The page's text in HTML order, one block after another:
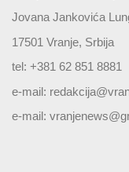
Jovana Jankovića
17501 Vranje, Srbija
tel: +381 62 851 8881
e-mail:
e-mail: